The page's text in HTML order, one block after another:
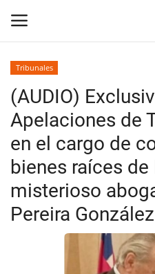
Inicio
Crónica
Policial
Tribunales
Tribunales
(AUDIO)
Apelaciones de
en el cargo de
bienes raíces de
misterioso
Pereira González